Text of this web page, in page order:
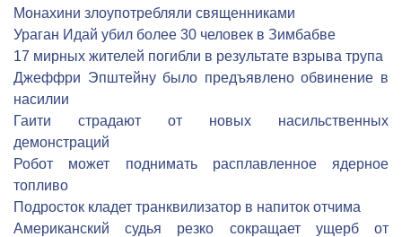
Монахини злоупотребляли священниками
Ураган Идай убил более 30 человек в Зимбабве
17 мирных жителей погибли в результате взрыва трупа
Джеффри Эпштейну было предъявлено обвинение в
насилии
Гаити страдают от новых насильственных
демонстраций
Робот может поднимать расплавленное ядерное
топливо
Подросток кладет транквилизатор в напиток отчима
Американский судья резко сокращает ущерб от